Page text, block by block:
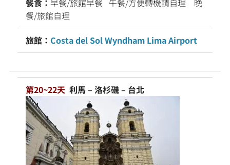
餐食： 早餐/旅館早餐 午餐/方便轉機請自理 晚
餐/旅館自理
旅館： Costa del Sol Wyndham Lima Airport
第20~22天 利馬 – 洛杉磯 – 台北